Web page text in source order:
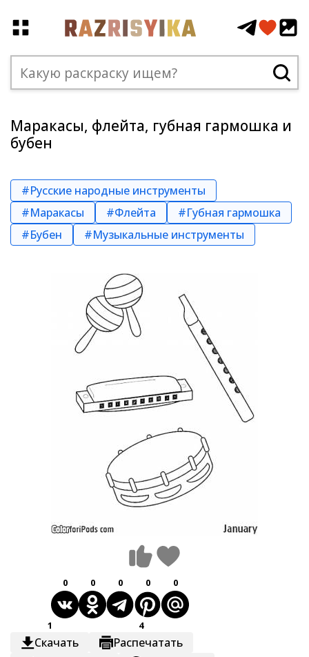
Маракасы, флейта, губная гармошка и
бубен
#Русские народные инструменты
#Маракасы
#Флейта
#Губная гармошка
#Бубен
#Музыкальные инструменты
0 0 0 0 0
1
Скачать
4
Распечатать